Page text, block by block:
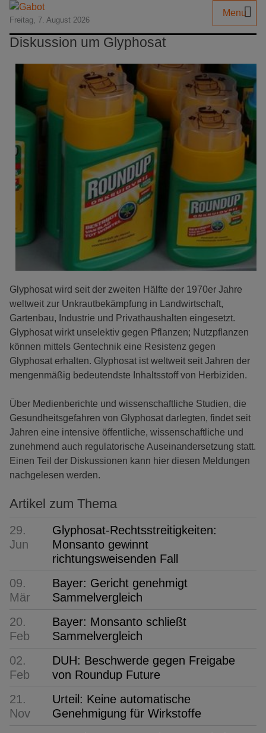
Freitag, 7. August 2026
Menu
Diskussion um Glyphosat
Glyphosat wird seit der zweiten Hälfte der 1970er Jahre
weltweit zur Unkrautbekämpfung in Landwirtschaft,
Gartenbau, Industrie und Privathaushalten eingesetzt.
Glyphosat wirkt unselektiv gegen Pflanzen; Nutzpflanzen
können mittels Gentechnik eine Resistenz gegen
Glyphosat erhalten. Glyphosat ist weltweit seit Jahren der
mengenmäßig bedeutendste Inhaltsstoff von Herbiziden.
Über Medienberichte und wissenschaftliche Studien, die
Gesundheitsgefahren von Glyphosat darlegten, findet seit
Jahren eine intensive öffentliche, wissenschaftliche und
zunehmend auch regulatorische Auseinandersetzung statt.
Einen Teil der Diskussionen kann hier diesen Meldungen
nachgelesen werden.
Artikel zum Thema
29.
Jun
Glyphosat-Rechtsstreitigkeiten:
Monsanto gewinnt
richtungsweisenden Fall
09.
Mär
Bayer: Gericht genehmigt
Sammelvergleich
20.
Feb
Bayer: Monsanto schließt
Sammelvergleich
02.
Feb
DUH: Beschwerde gegen Freigabe
von Roundup Future
21.
Nov
Urteil: Keine automatische
Genehmigung für Wirkstoffe